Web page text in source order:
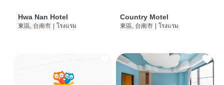
Hwa Nan Hotel
東區, 台南市 | โรงแรม
Country Motel
東區, 台南市 | โรงแรม